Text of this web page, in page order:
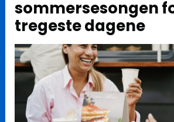
sommersesongen
tregeste dagene